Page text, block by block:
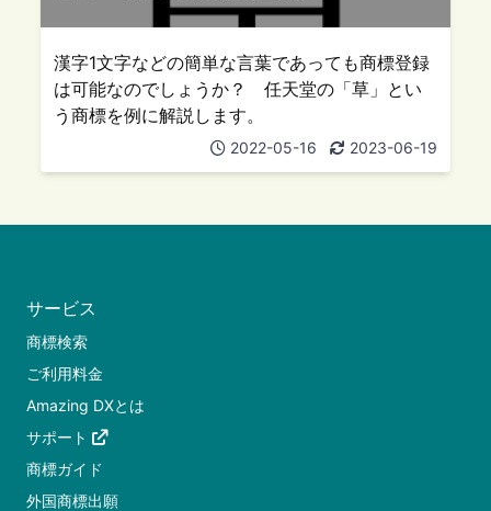
漢字1文字などの簡単な言葉であっても商標登録
は可能なのでしょうか？ 任天堂の「草」とい
う商標を例に解説します。
2022-05-16 2023-06-19
サービス
商標検索
ご利用料金
Amazing DXとは
サポート
商標ガイド
外国商標出願